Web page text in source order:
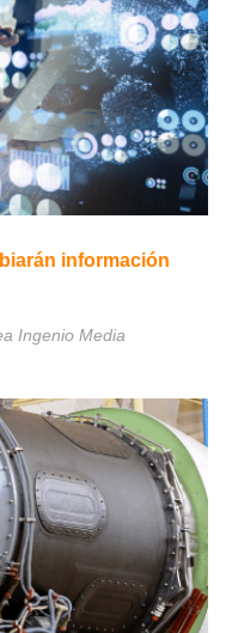
información
Ingenio Media